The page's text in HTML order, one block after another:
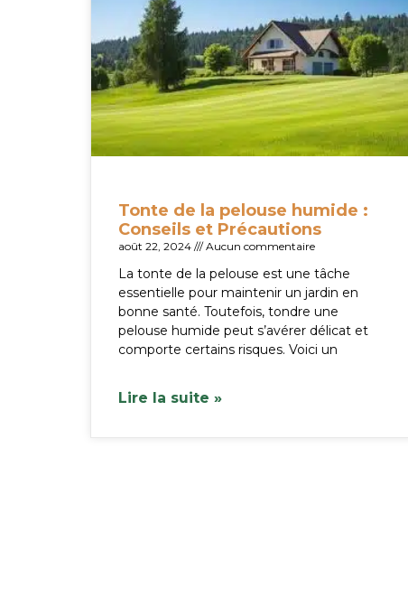
Tonte de la pelouse humide :
Conseils et Précautions
août 22, 2024 Aucun commentaire
La tonte de la pelouse est une tâche
essentielle pour maintenir un jardin en
bonne santé. Toutefois, tondre une
pelouse humide peut s’avérer délicat et
comporte certains risques. Voici un
Lire la suite »